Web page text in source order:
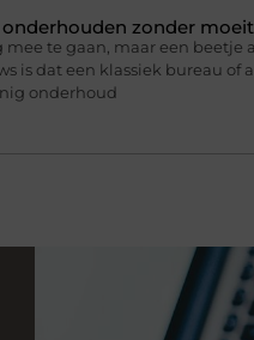
zonder
te gaan, maar een beetje
is dat een klassiek bureau of
onderhoud